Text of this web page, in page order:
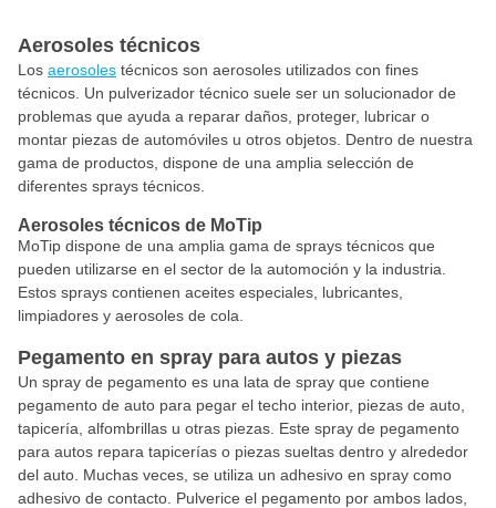
Aerosoles técnicos
Los aerosoles técnicos son aerosoles utilizados con fines
técnicos. Un pulverizador técnico suele ser un solucionador de
problemas que ayuda a reparar daños, proteger, lubricar o
montar piezas de automóviles u otros objetos. Dentro de nuestra
gama de productos, dispone de una amplia selección de
diferentes sprays técnicos.
Aerosoles técnicos de MoTip
MoTip dispone de una amplia gama de sprays técnicos que
pueden utilizarse en el sector de la automoción y la industria.
Estos sprays contienen aceites especiales, lubricantes,
limpiadores y aerosoles de cola.
Pegamento en spray para autos y piezas
Un spray de pegamento es una lata de spray que contiene
pegamento de auto para pegar el techo interior, piezas de auto,
tapicería, alfombrillas u otras piezas. Este spray de pegamento
para autos repara tapicerías o piezas sueltas dentro y alrededor
del auto. Muchas veces, se utiliza un adhesivo en spray como
adhesivo de contacto. Pulverice el pegamento por ambos lados,